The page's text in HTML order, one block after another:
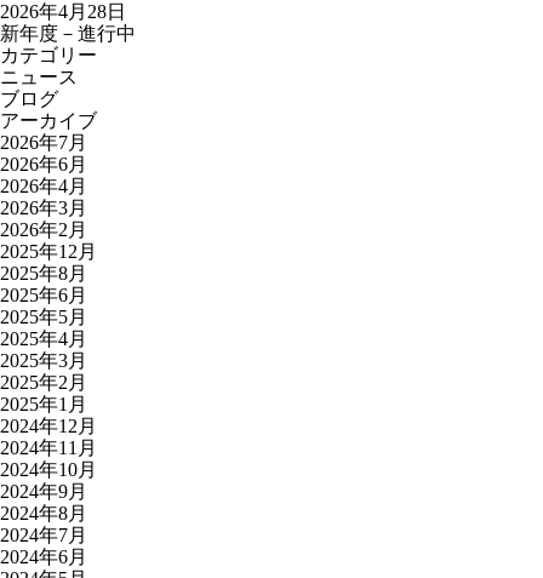
2026年4月28日
新年度－進行中
カテゴリー
ニュース
ブログ
アーカイブ
2026年7月
2026年6月
2026年4月
2026年3月
2026年2月
2025年12月
2025年8月
2025年6月
2025年5月
2025年4月
2025年3月
2025年2月
2025年1月
2024年12月
2024年11月
2024年10月
2024年9月
2024年8月
2024年7月
2024年6月